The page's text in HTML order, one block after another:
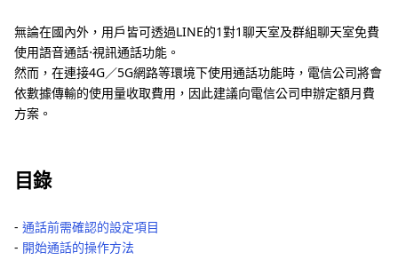
無論在國內外，用戶皆可透過LINE的1對1聊天室及群組聊天室免費
使用語音通話⋅視訊通話功能。
然而，在連接4G／5G網路等環境下使用通話功能時，電信公司將會
依數據傳輸的使用量收取費用，因此建議向電信公司申辦定額月費
方案。
目錄
‐ 通話前需確認的設定項目
‐ 開始通話的操作方法